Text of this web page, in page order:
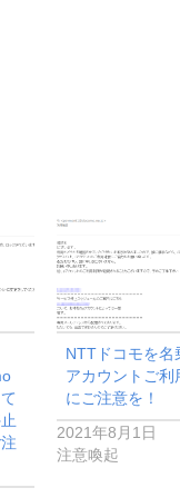
NTTドコモを名
アカウントご利
にご注意を！
2021年8月1日
注意喚起